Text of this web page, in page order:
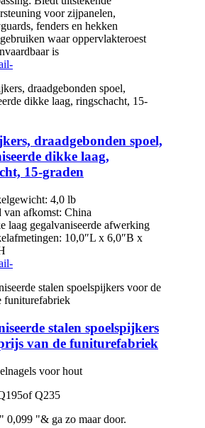
voor zijpanelen,
fenders en hekken
waar oppervlakteroest
is
draadgebonden spoel,
dikke laag,
15-graden
4,0 lb
van afkomst: China
laag gegalvaniseerde afwerking
10,0″L x 6,0″B x
stalen spoelspijkers
van de funiturefabriek
voor hout
Q235
0,099 "& ga zo maar door.